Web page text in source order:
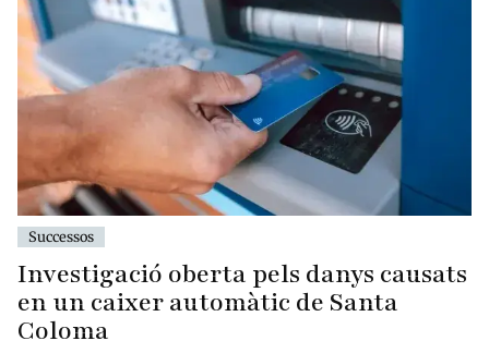
Successos
Investigació oberta pels danys causats
en un caixer automàtic de Santa
Coloma